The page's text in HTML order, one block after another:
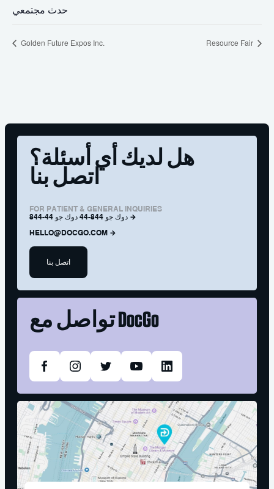
حدث مجتمعي
Golden Future Expos Inc. Resource Fair
هل لديك أي أسئلة؟
اتصل بنا
FOR PATIENT & GENERAL INQUIRIES
844-44 دوك جو 844-44 دوك جو
HELLO@DOCGO.COM
اتصل بنا
تواصل معDocGo